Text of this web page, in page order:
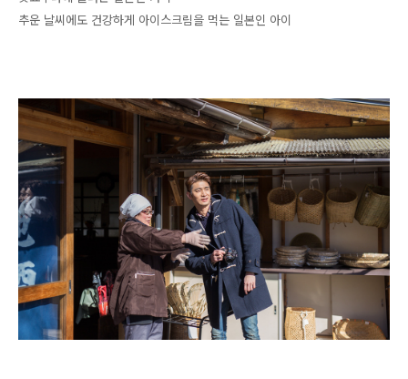
추운 날씨에도 건강하게 아이스크림을 먹는 일본인 아이